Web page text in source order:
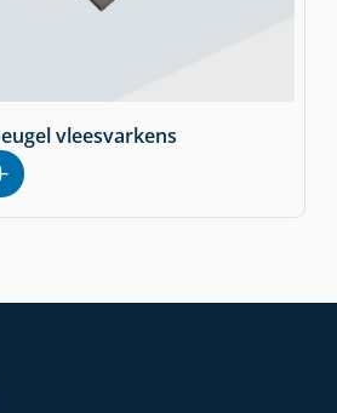
vleesvarkens